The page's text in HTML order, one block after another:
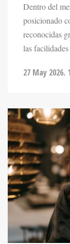
Dentro del
posicionado
reconocidas
las
27 May 2026.